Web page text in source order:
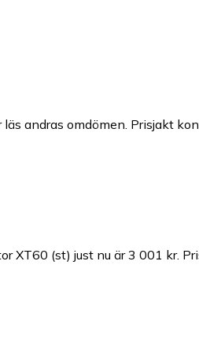
andras omdömen. Prisjakt
XT60 (st) just nu är 3 001 kr.